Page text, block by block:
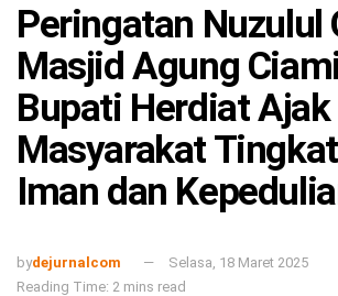
Peringatan Nuzulul
Masjid Agung
Bupati Herdiat Ajak
Masyarakat
Iman dan
bydejurnalcom
Selasa, 18 Maret 2025
Reading Time: 2 mins read